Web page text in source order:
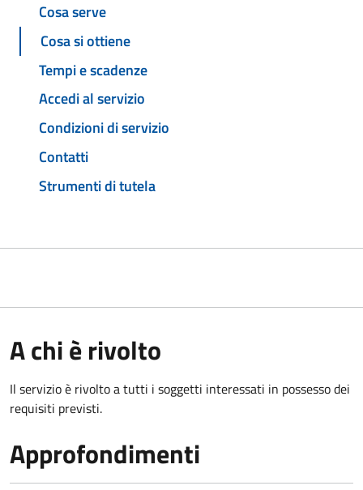
Cosa serve
Cosa si ottiene
Tempi e scadenze
Accedi al servizio
Condizioni di servizio
Contatti
Strumenti di tutela
A chi è rivolto
Il servizio è rivolto a tutti i soggetti interessati in possesso dei
requisiti previsti.
Approfondimenti